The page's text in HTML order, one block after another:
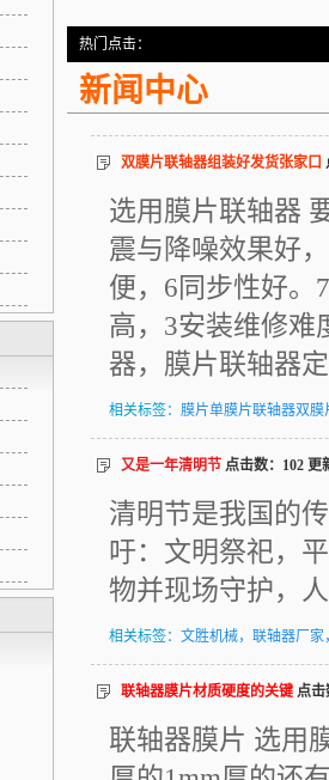
热门点击：
新闻中心
双膜片联轴器组装好发货张家口
选用膜片联轴器
震与降噪效果好
便，6同步性好。
高，3安装维修难
器，膜片联轴器
相关标签： 膜片单膜片联轴器双膜
又是一年清明节 点击数：102 更
清明节是我国的
吁：文明祭祀，
物并现场守护，
相关标签： 文胜机械，联轴器厂家
联轴器膜片材质硬度的关键 点击
联轴器膜片 选用